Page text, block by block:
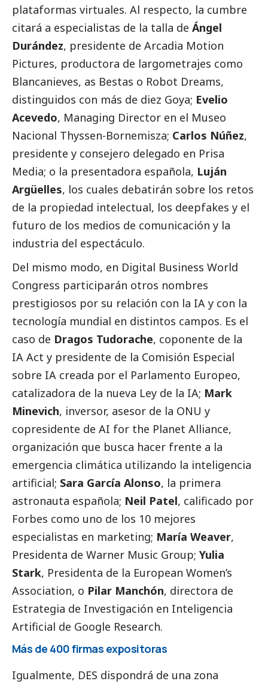
plataformas virtuales. Al respecto, la cumbre
citará a especialistas de la talla de Ángel
Durández, presidente de Arcadia Motion
Pictures, productora de largometrajes como
Blancanieves, as Bestas o Robot Dreams,
distinguidos con más de diez Goya; Evelio
Acevedo, Managing Director en el Museo
Nacional Thyssen-Bornemisza; Carlos Núñez,
presidente y consejero delegado en Prisa
Media; o la presentadora española, Luján
Argüelles, los cuales debatirán sobre los retos
de la propiedad intelectual, los deepfakes y el
futuro de los medios de comunicación y la
industria del espectáculo.
Del mismo modo, en Digital Business World
Congress participarán otros nombres
prestigiosos por su relación con la IA y con la
tecnología mundial en distintos campos. Es el
caso de Dragos Tudorache, coponente de la
IA Act y presidente de la Comisión Especial
sobre IA creada por el Parlamento Europeo,
catalizadora de la nueva Ley de la IA; Mark
Minevich, inversor, asesor de la ONU y
copresidente de AI for the Planet Alliance,
organización que busca hacer frente a la
emergencia climática utilizando la inteligencia
artificial; Sara García Alonso, la primera
astronauta española; Neil Patel, calificado por
Forbes como uno de los 10 mejores
especialistas en marketing; María Weaver,
Presidenta de Warner Music Group; Yulia
Stark, Presidenta de la European Women’s
Association, o Pilar Manchón, directora de
Estrategia de Investigación en Inteligencia
Artificial de Google Research.
Más de 400 firmas expositoras
Igualmente, DES dispondrá de una zona